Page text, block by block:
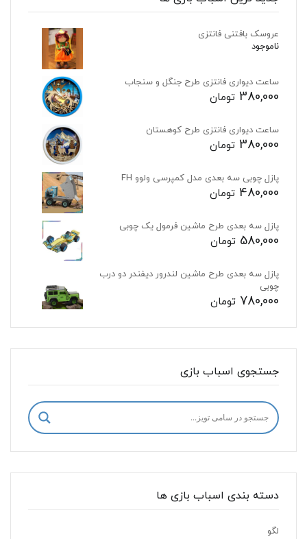
عروسک بافتنی فانتزی
ناموجود
ساعت دیواری فانتزی طرح جنگل و سنجاب
380,000 تومان
ساعت دیواری فانتزی طرح کوهستان
380,000 تومان
پازل چوبی سه بعدی مدل کمپرسی ولوو FH
480,000 تومان
پازل سه بعدی طرح ماشین فرمول یک چوبی
580,000 تومان
پازل سه بعدی طرح ماشین لندرور دیفندر دو درب
چوبی
780,000 تومان
جستجوی اسباب بازی
دسته بندی اسباب بازی ها
لگو